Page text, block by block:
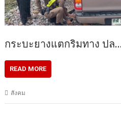
กระบะยางแตกริมทาง ปล
READ MORE
สังคม